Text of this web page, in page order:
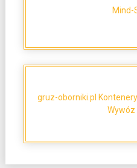
Mind-
gruz-oborniki.pl
Wywóz